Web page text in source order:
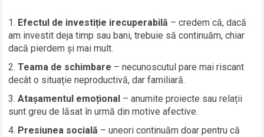
Efectul de investiție irecuperabilă – credem că, dacă
am investit deja timp sau bani, trebuie să continuăm, chiar
dacă pierdem și mai mult.
Teama de schimbare – necunoscutul pare mai riscant
decât o situație neproductivă, dar familiară.
Atașamentul emoțional – anumite proiecte sau relații
sunt greu de lăsat în urmă din motive afective.
Presiunea socială – uneori continuăm doar pentru că